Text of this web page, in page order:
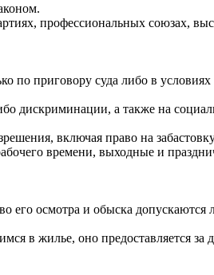
профессиональных союзах,
по приговору суда либо в
дискриминации, а также на
включая право на
времени, выходные и
осмотра и обыска допускаются
в жилье, оно предоставляется за